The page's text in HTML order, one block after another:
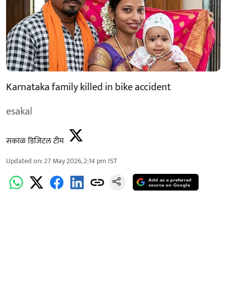
Karnataka family killed in bike accident
esakal
सकाळ डिजिटल टीम
Updated on:27 May 2026, 2:14 pm IST
Add as a preferred
source on Google